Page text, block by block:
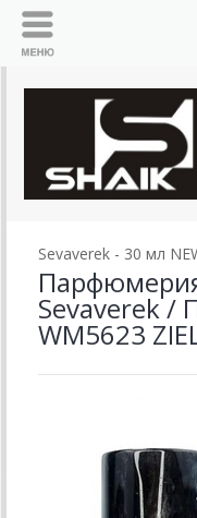
Sevaverek - 30 мл
Sevaverek /
WM5623